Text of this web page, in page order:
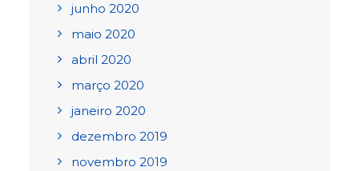
junho 2020
maio 2020
abril 2020
março 2020
janeiro 2020
dezembro 2019
novembro 2019